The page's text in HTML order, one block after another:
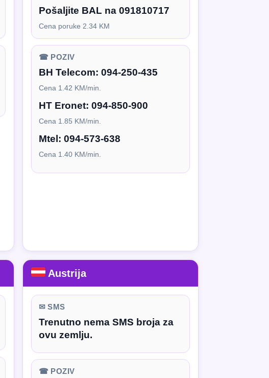
Pošaljite BAL na 091810717
Cena poruke 2.34 KM
☎ POZIV
BH Telecom: 094-250-435
Cena 1.42 KM/min.
HT Eronet: 094-850-900
Cena 1.85 KM/min.
Mtel: 094-573-638
Cena 1.40 KM/min.
Austrija
✉ SMS
Trenutno nema SMS broja za
ovu zemlju.
☎ POZIV